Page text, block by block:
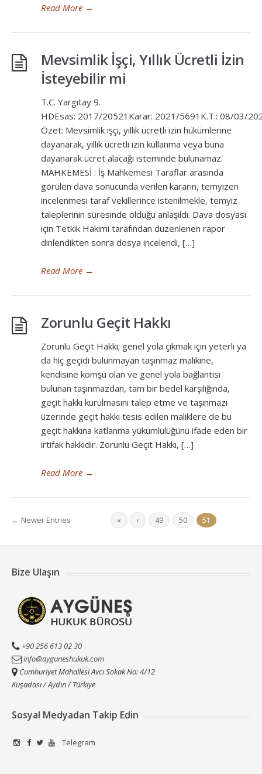
Read More →
Mevsimlik İşçi, Yıllık Ücretli İzin
İsteyebilir mi
T.C. Yargıtay 9.
HDEsas: 2017/20521Karar: 2021/5691K.T.: 08/03/
Özet: Mevsimlik işçi, yıllık ücretli izin hükümlerine
dayanarak, yıllık ücretli izin kullanma veya buna
dayanarak ücret alacağı isteminde bulunamaz.
MAHKEMESİ : İş Mahkemesi Taraflar arasında
görülen dava sonucunda verilen kararın, temyizen
incelenmesi taraf vekillerince istenilmekle, temyiz
taleplerinin süresinde olduğu anlaşıldı. Dava dosyası
için Tetkik Hakimi tarafından düzenlenen rapor
dinlendikten sonra dosya incelendi, […]
Read More →
Zorunlu Geçit Hakkı
Zorunlu Geçit Hakkı; genel yola çıkmak için yeterli ya
da hiç geçidi bulunmayan taşınmaz malikine,
kendisine komşu olan ve genel yola bağlantısı
bulunan taşınmazdan, tam bir bedel karşılığında,
geçit hakkı kurulmasını talep etme ve taşınmazı
üzerinde geçit hakkı tesis edilen maliklere de bu
geçit hakkına katlanma yükümlülüğünü ifade eden bir
irtifak hakkıdır. Zorunlu Geçit Hakkı, […]
Read More →
← Newer Entries « ‹ 49 50 51
Bize Ulaşın
+90 256 613 02 30
info@ayguneshukuk.com
Cumhuriyet Mahallesi Avcı Sokak No: 4/12
Kuşadası / Aydın / Türkiye
Sosyal Medyadan Takip Edin
Telegram